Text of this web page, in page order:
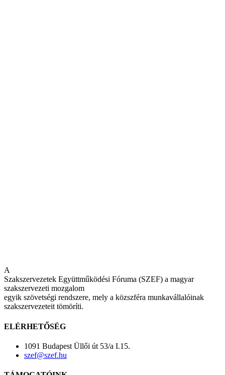
A
Szakszervezetek Együttműködési Fóruma (SZEF) a magyar
szakszervezeti mozgalom
egyik szövetségi rendszere, mely a közszféra munkavállalóinak
szakszervezeteit tömöríti.
ELÉRHETŐSÉG
1091 Budapest Üllői út 53/a I.15.
szef@szef.hu